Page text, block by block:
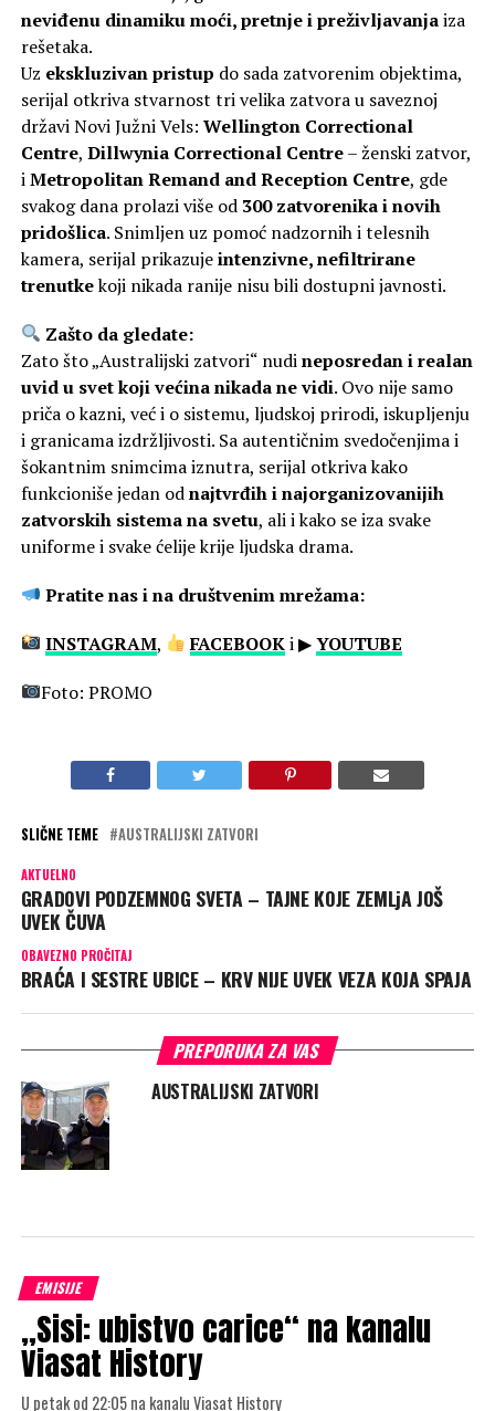
neviđenu dinamiku moći, pretnje i preživljavanjaiza
rešetaka.
Uz ekskluzivan pristup do sada zatvorenim objektima,
serijal otkriva stvarnost tri velika zatvora u saveznoj
državi Novi Južni Vels: Wellington Correctional
Centre, Dillwynia Correctional Centre– ženski zatvor,
iMetropolitan Remand and Reception Centre, gde
svakog dana prolazi više od 300 zatvorenika i novih
pridošlica. Snimljen uz pomoć nadzornih i telesnih
kamera, serijal prikazujeintenzivne, nefiltrirane
trenutkekoji nikada ranije nisu bili dostupni javnosti.
Zašto da gledate:
Zato što „Australijski zatvori“ nudineposredan i realan
uvid u svet koji većina nikada ne vidi. Ovo nije samo
priča o kazni, već i o sistemu, ljudskoj prirodi, iskupljenju
i granicama izdržljivosti. Sa autentičnim svedočenjima i
šokantnim snimcima iznutra, serijal otkriva kako
funkcioniše jedan odnajtvrđih i najorganizovanijih
zatvorskih sistema na svetu, ali i kako se iza svake
uniforme i svake ćelije krije ljudska drama.
Pratite nas i na društvenim mrežama:
INSTAGRAM, FACEBOOKi ▶YOUTUBE
Foto: PROMO
SLIČNE TEME AUSTRALIJSKI ZATVORI
AKTUELNO
GRADOVI PODZEMNOG SVETA – TAJNE KOJE ZEMLjA JOŠ
UVEK ČUVA
OBAVEZNO PROČITAJ
BRAĆA I SESTRE UBICE – KRV NIJE UVEK VEZA KOJA SPAJA
PREPORUKA ZA VAS
AUSTRALIJSKI ZATVORI
EMISIJE
„Sisi: ubistvo carice“ na kanalu
Viasat History
U petak od 22:05 na kanalu Viasat History